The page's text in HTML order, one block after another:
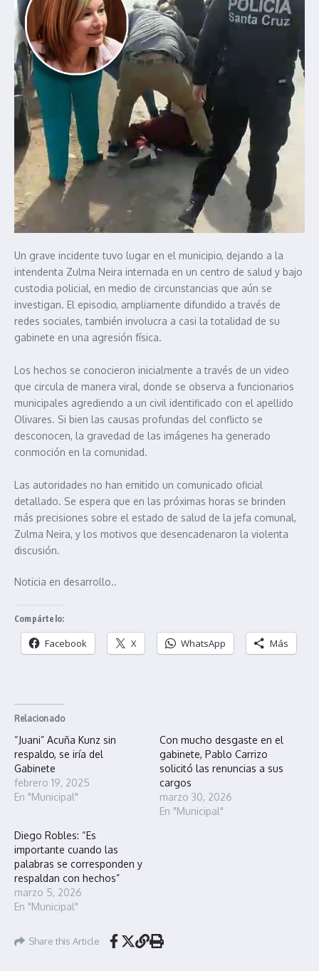
Un grave incidente tuvo lugar en el municipio, dejando a la
intendenta Zulma Neira internada en un centro de salud y bajo
custodia policial, en medio de circunstancias que aún se
investigan. El episodio, ampliamente difundido a través de
redes sociales, también involucra a casi la totalidad de su
gabinete en una agresión física.
Los hechos se conocieron inicialmente a través de un video
que circula de manera viral, donde se observa a funcionarios
municipales agrediendo a un civil identificado con el apellido
Olivares. Si bien las causas profundas del conflicto se
desconocen, la gravedad de las imágenes ha generado
conmoción en la comunidad.
Las autoridades no han emitido un comunicado oficial
detallado. Se espera que en las próximas horas se brinden
más precisiones sobre el estado de salud de la jefa comunal,
Zulma Neira, y los motivos que desencadenaron la violenta
discusión.
Noticia en desarrollo..
Compártelo:
Facebook X WhatsApp Más
Relacionado
“Juani” Acuña Kunz sin
respaldo, se iría del
Gabinete
febrero 19, 2025
En "Municipal"
Con mucho desgaste en el
gabinete, Pablo Carrizo
solicitó las renuncias a sus
cargos
marzo 30, 2026
En "Municipal"
Diego Robles: “Es
importante cuando las
palabras se corresponden y
respaldan con hechos”
marzo 5, 2026
En "Municipal"
Share this Article